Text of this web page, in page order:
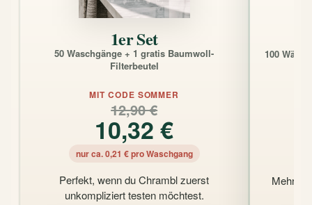
1er Set
50 Waschgänge + 1 gratis Baumwoll-
Filterbeutel
MIT CODE SOMMER
12,90 €
10,32 €
nur ca. 0,21 € pro Waschgang
Perfekt, wenn du Chrambl zuerst
unkompliziert testen möchtest.
100
Mehr